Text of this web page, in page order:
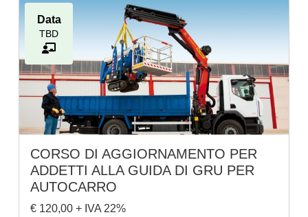
Data
TBD
CORSO DI AGGIORNAMENTO PER
ADDETTI ALLA GUIDA DI GRU PER
AUTOCARRO
€ 120,00 + IVA 22%